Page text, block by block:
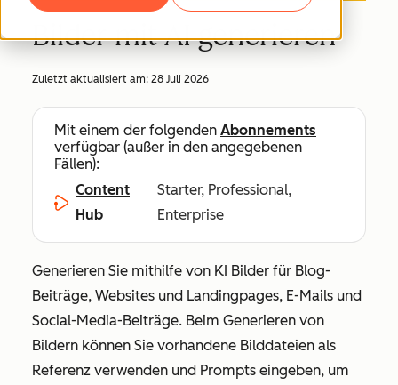
Bilder mit AI generieren
Zuletzt aktualisiert am: 28 Juli 2026
Mit einem der folgenden Abonnements
verfügbar (außer in den angegebenen
Fällen):
Content
Hub
Starter, Professional,
Enterprise
Generieren Sie mithilfe von KI Bilder für Blog-
Beiträge, Websites und Landingpages, E-Mails und
Social-Media-Beiträge. Beim Generieren von
Bildern können Sie vorhandene Bilddateien als
Referenz verwenden und Prompts eingeben, um